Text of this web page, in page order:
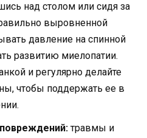
над столом или сидя за
выровненной
давление на спинной
развитию миелопатии.
и регулярно делайте
чтобы поддержать ее в
травмы и